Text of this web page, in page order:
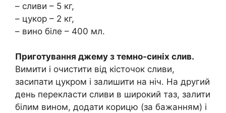
– сливи – 5 кг,
– цукор – 2 кг,
– вино біле – 400 мл.
Приготування джему з темно-синіх слив.
Вимити і очистити від кісточок сливи,
засипати цукром і залишити на ніч. На другий
день перекласти сливи в широкий таз, залити
білим вином, додати корицю (за бажанням) і